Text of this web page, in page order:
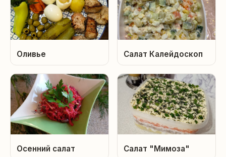
Оливье Салат Калейдоскоп
Осенний салат Салат "Мимоза"